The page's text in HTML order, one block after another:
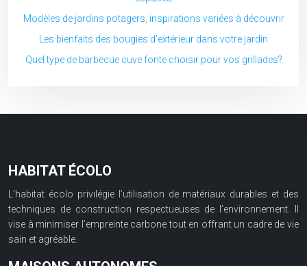
Modèles de jardins potagers, inspirations variées à découvrir
Les bienfaits des bougies d’extérieur dans votre jardin
Quel type de barbecue cuve fonte choisir pour vos grillades?
HABITAT ÉCOLO
L’habitat écolo privilégie l’utilisation de matériaux durables et des
techniques de construction respectueuses de l’environnement. Il
vise à minimiser l’empreinte carbone tout en offrant un cadre de vie
sain et agréable.